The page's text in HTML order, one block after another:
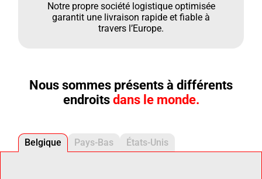
Notre propre société logistique optimisée
garantit une livraison rapide et fiable à
travers l’Europe.
Nous sommes présents à différents
endroits dans le monde.
Belgique Pays-Bas États-Unis